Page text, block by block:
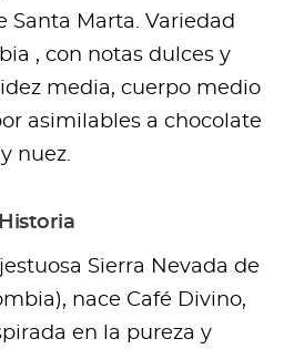
Santa Marta. Variedad
, con notas dulces y
media, cuerpo medio
asimilables a chocolate
y nuez.
Historia
Sierra Nevada de
nace Café Divino,
en la pureza y